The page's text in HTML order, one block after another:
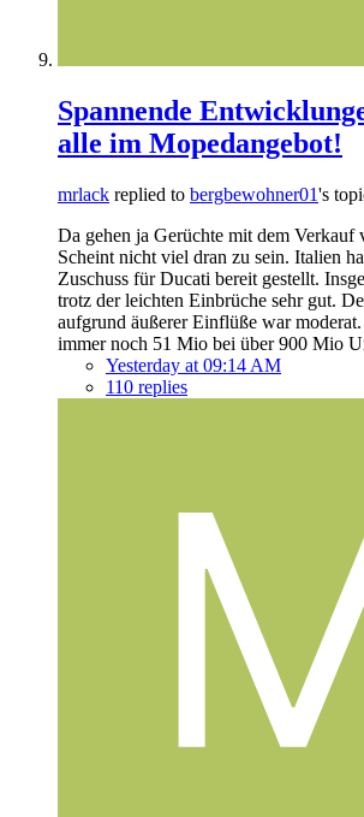
Spannende
alle im Mopedangebot!
mrlack replied to bergbewohner01's
Da gehen ja Gerüchte mit dem Verkauf
Scheint nicht viel dran zu sein. Italien
Zuschuss für Ducati bereit gestellt.
trotz der leichten Einbrüche sehr gut.
aufgrund äußerer Einflüße war
immer noch 51 Mio bei über 900 Mio
Yesterday at 09:14 AM
110 replies